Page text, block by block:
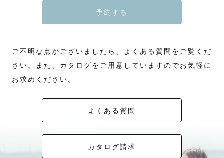
予約する
ご不明な点がございましたら、よくある質問をご覧くだ
さい。また、カタログをご用意していますのでお気軽に
お求めください。
よくある質問
カタログ請求